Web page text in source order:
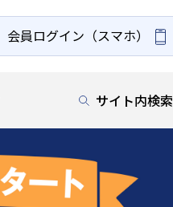
会員ログイン （スマホ）
サイト内検索